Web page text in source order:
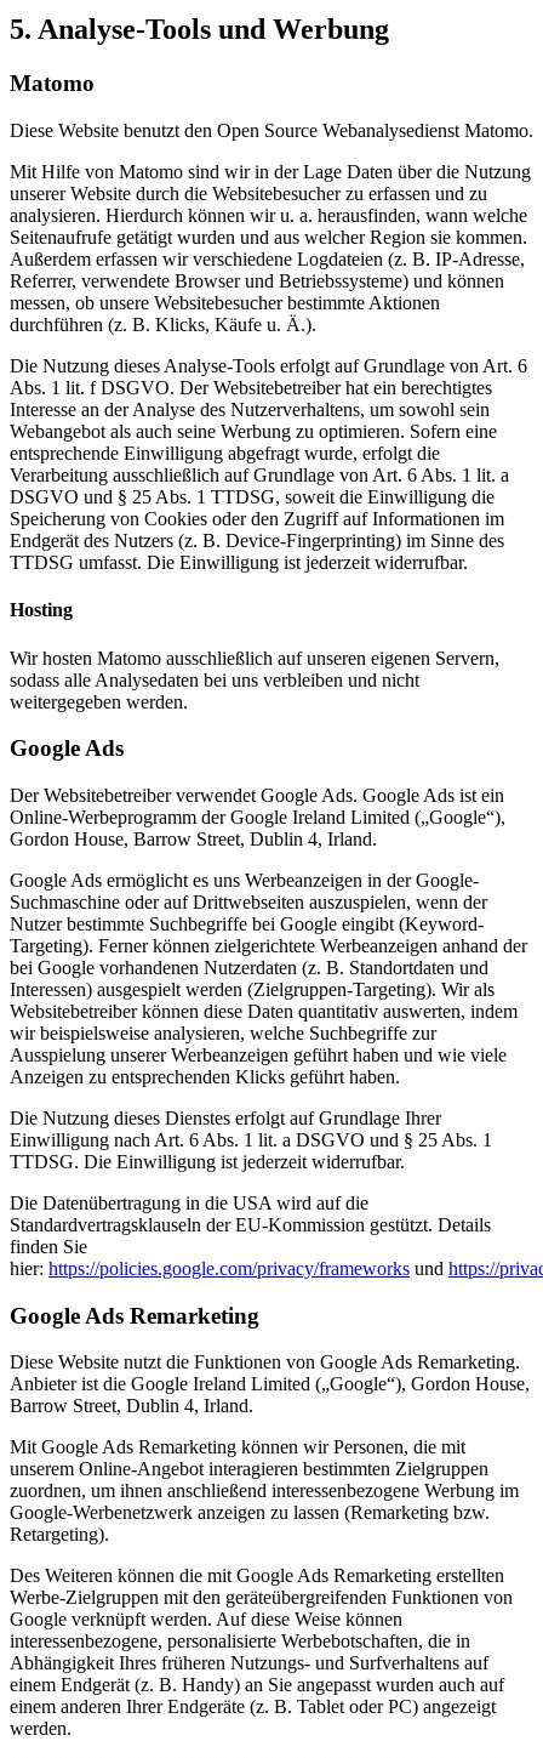
5. Analyse-Tools und Werbung
Matomo
Diese Website benutzt den Open Source Webanalysedienst Matomo.
Mit Hilfe von Matomo sind wir in der Lage Daten über die Nutzung
unserer Website durch die Websitebesucher zu erfassen und zu
analysieren. Hierdurch können wir u. a. herausfinden, wann welche
Seitenaufrufe getätigt wurden und aus welcher Region sie kommen.
Außerdem erfassen wir verschiedene Logdateien (z. B. IP-Adresse,
Referrer, verwendete Browser und Betriebssysteme) und können
messen, ob unsere Websitebesucher bestimmte Aktionen
durchführen (z. B. Klicks, Käufe u. Ä.).
Die Nutzung dieses Analyse-Tools erfolgt auf Grundlage von Art. 6
Abs. 1 lit. f DSGVO. Der Websitebetreiber hat ein berechtigtes
Interesse an der Analyse des Nutzerverhaltens, um sowohl sein
Webangebot als auch seine Werbung zu optimieren. Sofern eine
entsprechende Einwilligung abgefragt wurde, erfolgt die
Verarbeitung ausschließlich auf Grundlage von Art. 6 Abs. 1 lit. a
DSGVO und § 25 Abs. 1 TTDSG, soweit die Einwilligung die
Speicherung von Cookies oder den Zugriff auf Informationen im
Endgerät des Nutzers (z. B. Device-Fingerprinting) im Sinne des
TTDSG umfasst. Die Einwilligung ist jederzeit widerrufbar.
Hosting
Wir hosten Matomo ausschließlich auf unseren eigenen Servern,
sodass alle Analysedaten bei uns verbleiben und nicht
weitergegeben werden.
Google Ads
Der Websitebetreiber verwendet Google Ads. Google Ads ist ein
Online-Werbeprogramm der Google Ireland Limited („Google“),
Gordon House, Barrow Street, Dublin 4, Irland.
Google Ads ermöglicht es uns Werbeanzeigen in der Google-
Suchmaschine oder auf Drittwebseiten auszuspielen, wenn der
Nutzer bestimmte Suchbegriffe bei Google eingibt (Keyword-
Targeting). Ferner können zielgerichtete Werbeanzeigen anhand der
bei Google vorhandenen Nutzerdaten (z. B. Standortdaten und
Interessen) ausgespielt werden (Zielgruppen-Targeting). Wir als
Websitebetreiber können diese Daten quantitativ auswerten, indem
wir beispielsweise analysieren, welche Suchbegriffe zur
Ausspielung unserer Werbeanzeigen geführt haben und wie viele
Anzeigen zu entsprechenden Klicks geführt haben.
Die Nutzung dieses Dienstes erfolgt auf Grundlage Ihrer
Einwilligung nach Art. 6 Abs. 1 lit. a DSGVO und § 25 Abs. 1
TTDSG. Die Einwilligung ist jederzeit widerrufbar.
Die Datenübertragung in die USA wird auf die
Standardvertragsklauseln der EU-Kommission gestützt. Details
finden Sie
hier: https://policies.google.com/privacy/frameworks und https://
Google Ads Remarketing
Diese Website nutzt die Funktionen von Google Ads Remarketing.
Anbieter ist die Google Ireland Limited („Google“), Gordon House,
Barrow Street, Dublin 4, Irland.
Mit Google Ads Remarketing können wir Personen, die mit
unserem Online-Angebot interagieren bestimmten Zielgruppen
zuordnen, um ihnen anschließend interessenbezogene Werbung im
Google-Werbenetzwerk anzeigen zu lassen (Remarketing bzw.
Retargeting).
Des Weiteren können die mit Google Ads Remarketing erstellten
Werbe-Zielgruppen mit den geräteübergreifenden Funktionen von
Google verknüpft werden. Auf diese Weise können
interessenbezogene, personalisierte Werbebotschaften, die in
Abhängigkeit Ihres früheren Nutzungs- und Surfverhaltens auf
einem Endgerät (z. B. Handy) an Sie angepasst wurden auch auf
einem anderen Ihrer Endgeräte (z. B. Tablet oder PC) angezeigt
werden.